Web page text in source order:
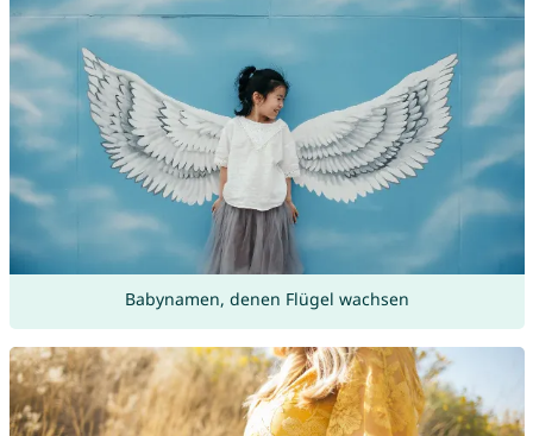
Babynamen, denen Flügel wachsen